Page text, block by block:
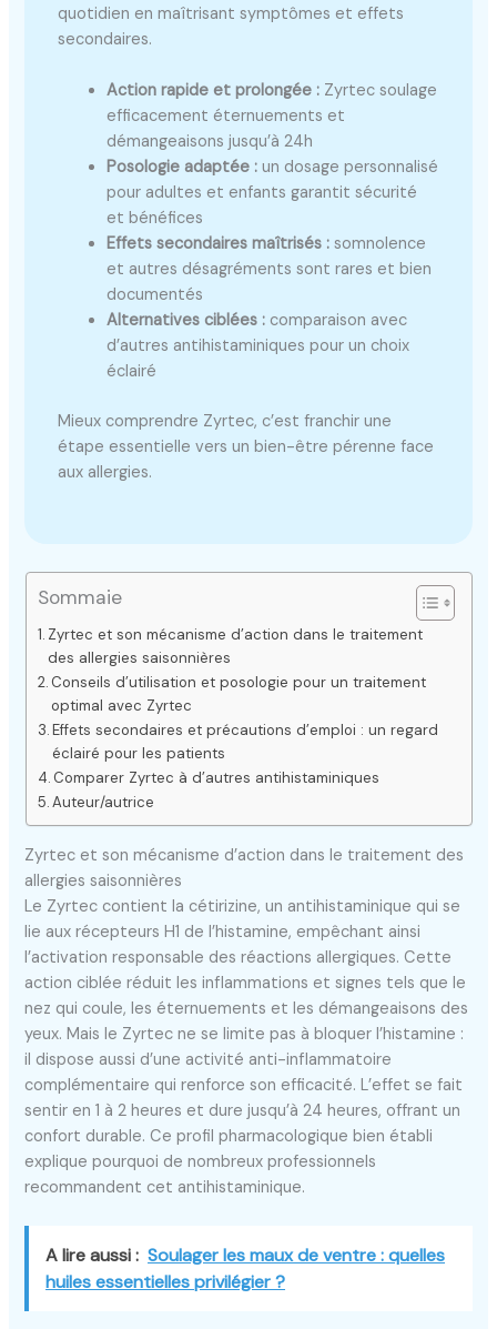
quotidien en maîtrisant symptômes et effets
secondaires.
Action rapide et prolongée : Zyrtec soulage
efficacement éternuements et
démangeaisons jusqu’à 24h
Posologie adaptée : un dosage personnalisé
pour adultes et enfants garantit sécurité
et bénéfices
Effets secondaires maîtrisés : somnolence
et autres désagréments sont rares et bien
documentés
Alternatives ciblées : comparaison avec
d’autres antihistaminiques pour un choix
éclairé
Mieux comprendre Zyrtec, c’est franchir une
étape essentielle vers un bien-être pérenne face
aux allergies.
Sommaie
Zyrtec et son mécanisme d’action dans le traitement
des allergies saisonnières
Conseils d’utilisation et posologie pour un traitement
optimal avec Zyrtec
Effets secondaires et précautions d’emploi : un regard
éclairé pour les patients
Comparer Zyrtec à d’autres antihistaminiques
Auteur/autrice
Zyrtec et son mécanisme d’action dans le traitement des
allergies saisonnières
Le Zyrtec contient la cétirizine, un antihistaminique qui se
lie aux récepteurs H1 de l’histamine, empêchant ainsi
l’activation responsable des réactions allergiques. Cette
action ciblée réduit les inflammations et signes tels que le
nez qui coule, les éternuements et les démangeaisons des
yeux. Mais le Zyrtec ne se limite pas à bloquer l’histamine :
il dispose aussi d’une activité anti-inflammatoire
complémentaire qui renforce son efficacité. L’effet se fait
sentir en 1 à 2 heures et dure jusqu’à 24 heures, offrant un
confort durable. Ce profil pharmacologique bien établi
explique pourquoi de nombreux professionnels
recommandent cet antihistaminique.
A lire aussi : Soulager les maux de ventre : quelles
huiles essentielles privilégier ?